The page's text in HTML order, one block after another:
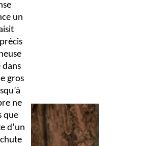
un
dans
gros
ne
que
d’un